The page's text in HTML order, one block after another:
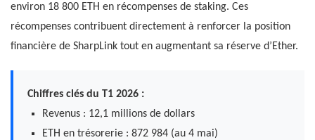
environ 18 800 ETH en récompenses de staking. Ces
récompenses contribuent directement à renforcer la position
financière de SharpLink tout en augmentant sa réserve d’Ether.
Chiffres clés du T1 2026 :
Revenus : 12,1 millions de dollars
ETH en trésorerie : 872 984 (au 4 mai)